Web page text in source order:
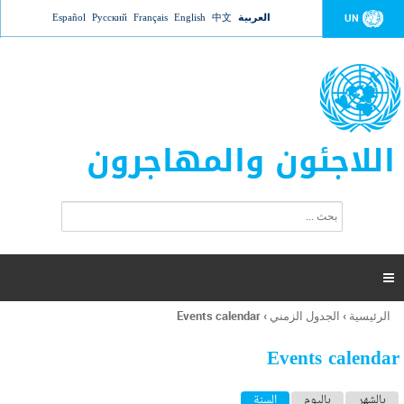
Jump to navigation UN العربية 中文
English
Français
Русский
Español
اللاجئون والمهاجرون
ت
ر
ل
ح
ب

أنت
هنا
الرئيسية › الجدول الزمني ›
Events calendar
Events calendar